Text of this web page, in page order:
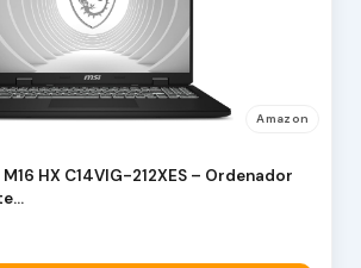
Amazon
HX C14VIG-212XES – Ordenador